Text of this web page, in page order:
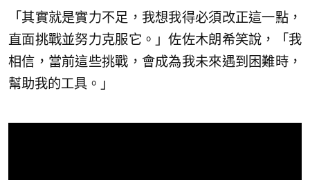
「其實就是實力不足，我想我得必須改正這一點，
直面挑戰並努力克服它。」佐佐木朗希笑說，「我
相信，當前這些挑戰，會成為我未來遇到困難時，
幫助我的工具。」